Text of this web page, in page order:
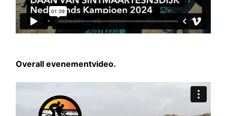
Overall evenementvideo.